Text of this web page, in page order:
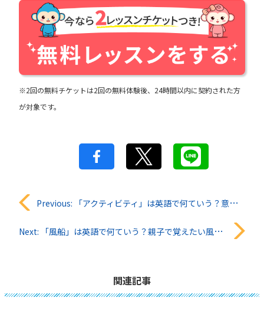
※2回の無料チケットは2回の無料体験後、24時間以内に契約された方
が対象です。
投
稿
Previous: 「アクティビティ」は英語で何ていう？意味と使い方をチェック
Next: 「風船」は英語で何ていう？親子で覚えたい風船にまつわる英語表現まとめ
関連記事